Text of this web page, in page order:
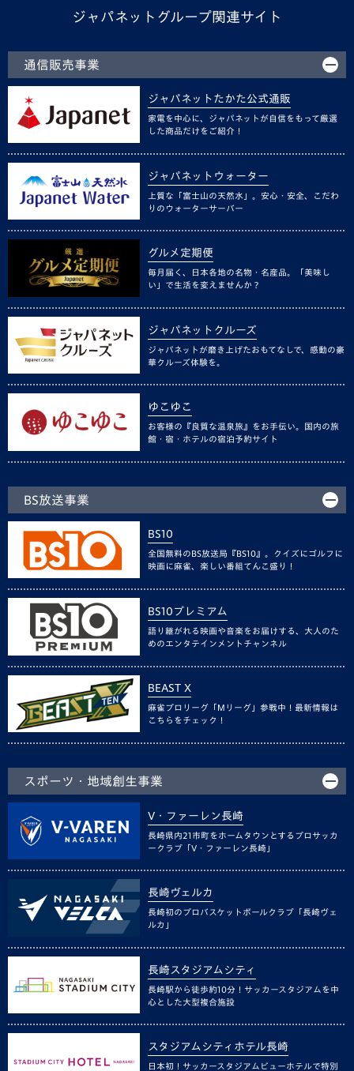
ジャパネットグループ関連サイト
通信販売事業
ジャパネットたかた公式通販
家電を中心に、ジャパネットが自信をもって厳選
した商品だけをご紹介！
ジャパネットウォーター
上質な「富士山の天然水」。安心・安全、こだわ
りのウォーターサーバー
グルメ定期便
毎月届く、日本各地の名物・名産品。「美味し
い」で生活を変えませんか？
ジャパネットクルーズ
ジャパネットが磨き上げたおもてなしで、感動の豪
華クルーズ体験を。
ゆこゆこ
お客様の『良質な温泉旅』をお手伝い。国内の旅
館・宿・ホテルの宿泊予約サイト
BS放送事業
BS10
全国無料のBS放送局『BS10』。クイズにゴルフに
映画に麻雀、楽しい番組てんこ盛り！
BS10プレミアム
語り継がれる映画や音楽をお届けする、大人のた
めのエンタテインメントチャンネル
BEAST X
麻雀プロリーグ「Mリーグ」参戦中！最新情報は
こちらをチェック！
スポーツ・地域創生事業
V・ファーレン長崎
長崎県内21市町をホームタウンとするプロサッカ
ークラブ「V・ファーレン長崎」
長崎ヴェルカ
長崎初のプロバスケットボールクラブ「長崎ヴェ
ルカ」
長崎スタジアムシティ
長崎駅から徒歩約10分！サッカースタジアムを中
心とした大型複合施設
スタジアムシティホテル長崎
日本初！サッカースタジアムビューホテルで特別